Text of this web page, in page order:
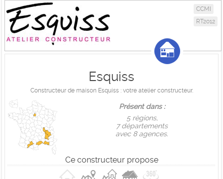
CCMI
RT2012
Esquiss
Constructeur de maison Esquiss : votre atelier constructeur.
Présent dans :
5 règions,
7 départements
avec 8 agences.
Ce constructeur propose